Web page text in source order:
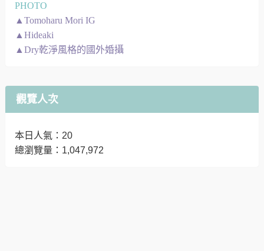
PHOTO
▲Tomoharu Mori IG
▲Hideaki
▲Dry乾淨風格的國外婚攝
觀覽人次
本日人氣：20
總瀏覽量：1,047,972